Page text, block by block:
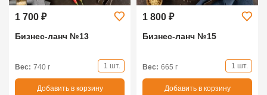
1 700 ₽
Бизнес-ланч №13
Вес: 740 г 1 шт.
Добавить в корзину
1 800 ₽
Бизнес-ланч №15
Вес: 665 г 1 шт.
Добавить в корзину